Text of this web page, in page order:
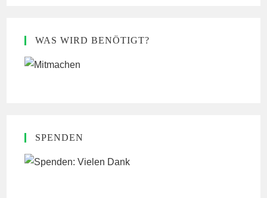
WAS WIRD BENÖTIGT?
SPENDEN